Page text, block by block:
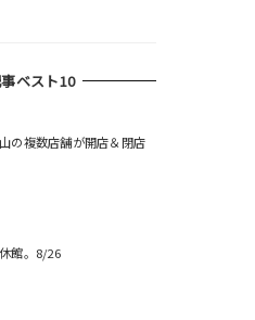
ベスト10
の複数店舗が開店＆閉店
館。8/26